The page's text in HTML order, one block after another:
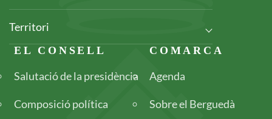
Territori
Footer
EL CONSELL
Salutació de la presidència
Composició política
COMARCA
Agenda
Sobre el Berguedà